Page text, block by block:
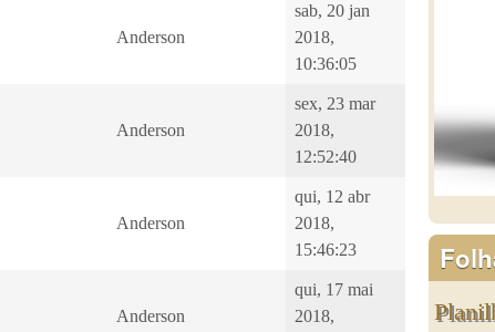
Anderson
sab, 20 jan
2018,
10:36:05
Anderson
sex, 23 mar
2018,
12:52:40
Anderson
qui, 12 abr
2018,
15:46:23
Anderson
qui, 17 mai
2018,